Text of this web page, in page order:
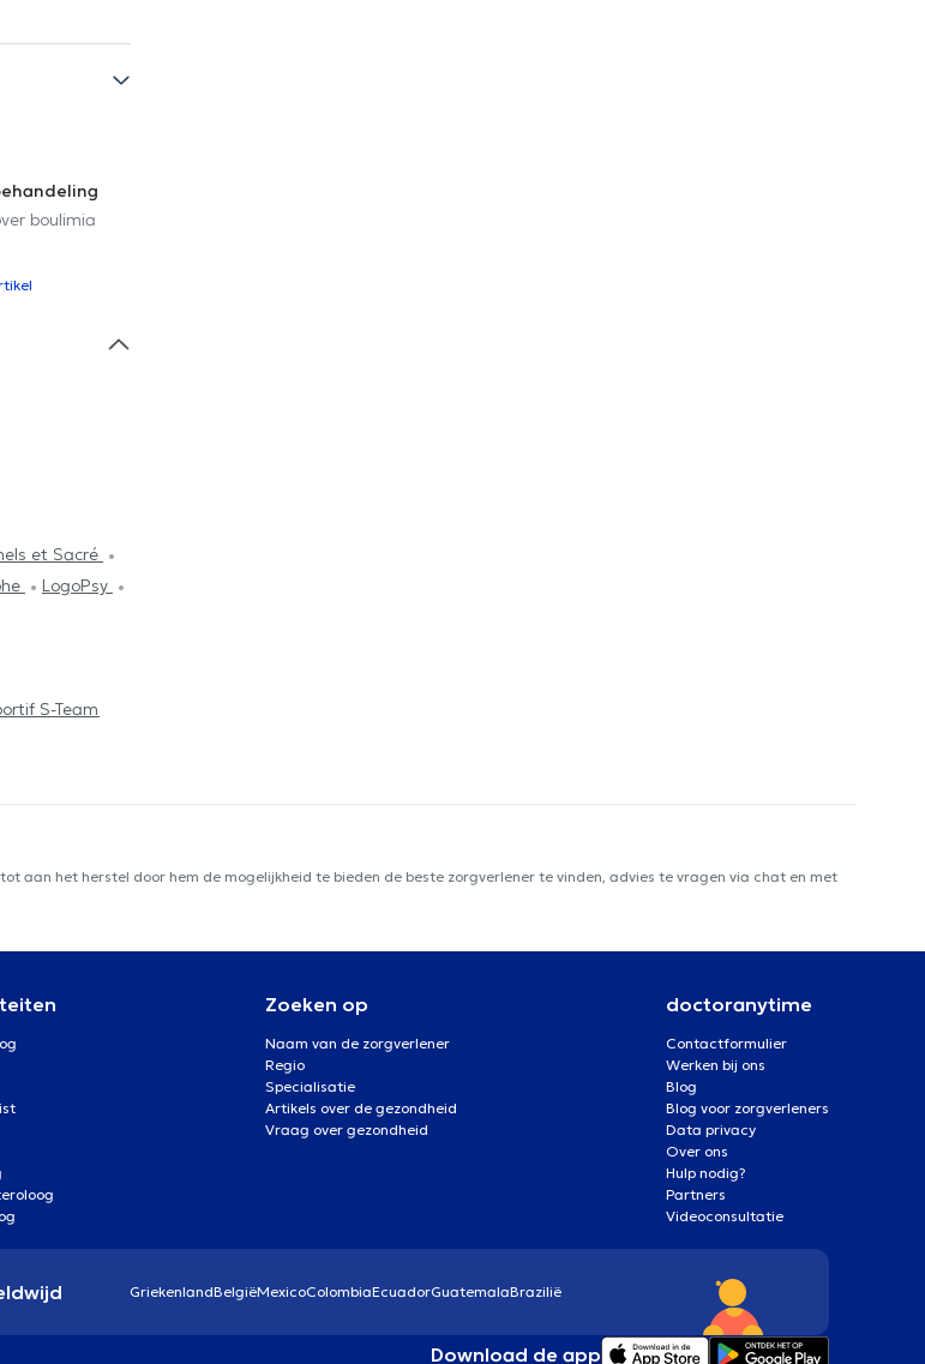
boulimia
et Sacré
LogoPsy
S-Team
het herstel door hem de mogelijkheid te bieden de beste zorgverlener te vinden, advies te vragen via chat en met
Zoeken op
Naam van de zorgverlener
Regio
Specialisatie
Artikels over de gezondheid
Vraag over gezondheid
doctoranytime
Contactformulier
Werken bij ons
Blog
Blog voor zorgverleners
Data privacy
Over ons
Hulp nodig?
Partners
Videoconsultatie
GriekenlandBelgiëMexicoColombiaEcuadorGuatemalaBrazilië
Download de app